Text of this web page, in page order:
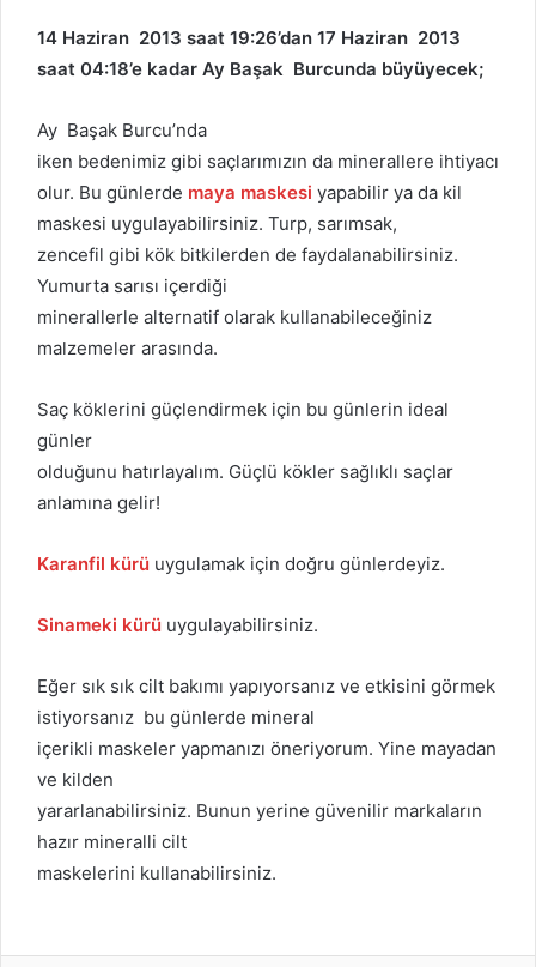
14 Haziran 2013 saat 19:26’dan 17 Haziran 2013
saat 04:18’e kadar Ay Başak Burcunda büyüyecek;
Ay Başak Burcu’nda
iken bedenimiz gibi saçlarımızın da minerallere ihtiyacı
olur. Bu günlerde maya maskesi yapabilir ya da kil
maskesi uygulayabilirsiniz. Turp, sarımsak,
zencefil gibi kök bitkilerden de faydalanabilirsiniz.
Yumurta sarısı içerdiği
minerallerle alternatif olarak kullanabileceğiniz
malzemeler arasında.
Saç köklerini güçlendirmek için bu günlerin ideal
günler
olduğunu hatırlayalım. Güçlü kökler sağlıklı saçlar
anlamına gelir!
Karanfil kürü uygulamak için doğru günlerdeyiz.
Sinameki kürü uygulayabilirsiniz.
Eğer sık sık cilt bakımı yapıyorsanız ve etkisini görmek
istiyorsanız bu günlerde mineral
içerikli maskeler yapmanızı öneriyorum. Yine mayadan
ve kilden
yararlanabilirsiniz. Bunun yerine güvenilir markaların
hazır mineralli cilt
maskelerini kullanabilirsiniz.